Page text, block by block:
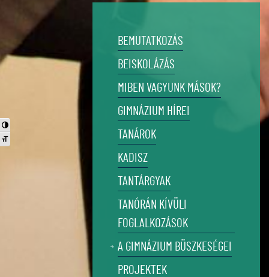
Nagy kontraszt váltása
Betűméret váltása
BEMUTATKOZÁS
BEISKOLÁZÁS
MIBEN VAGYUNK MÁSOK?
GIMNÁZIUM HÍREI
TANÁROK
KADISZ
TANTÁRGYAK
TANÓRÁN KÍVÜLI
FOGLALKOZÁSOK
A GIMNÁZIUM BÜSZKESÉGEI
PROJEKTEK